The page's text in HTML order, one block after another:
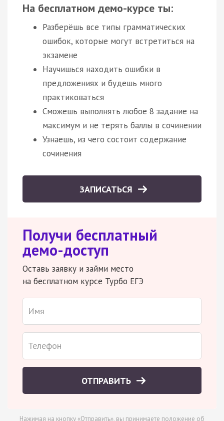
На бесплатном демо-курсе ты:
Разберёшь все типы грамматических
ошибок, которые могут встретиться на
экзамене
Научишься находить ошибки в
предложениях и будешь много
практиковаться
Сможешь выполнять любое 8 задание на
максимум и не терять баллы в сочинении
Узнаешь, из чего состоит содержание
сочинения
ЗАПИСАТЬСЯ
Получи бесплатный
демо-доступ
Оставь заявку и займи место
на бесплатном курсе Турбо ЕГЭ
ОТПРАВИТЬ
Нажимая на кнопку «Отправить», вы принимаете положение об